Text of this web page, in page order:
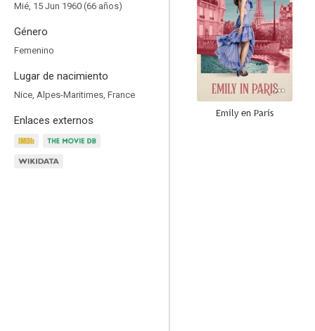
Mié, 15 Jun 1960 (66 años)
Género
Femenino
Lugar de nacimiento
Nice, Alpes-Maritimes, France
Enlaces externos
Emily en París